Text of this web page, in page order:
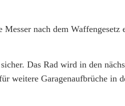
nach dem Waffengesetz
Das Rad wird in den
weitere Garagenaufbrüche in